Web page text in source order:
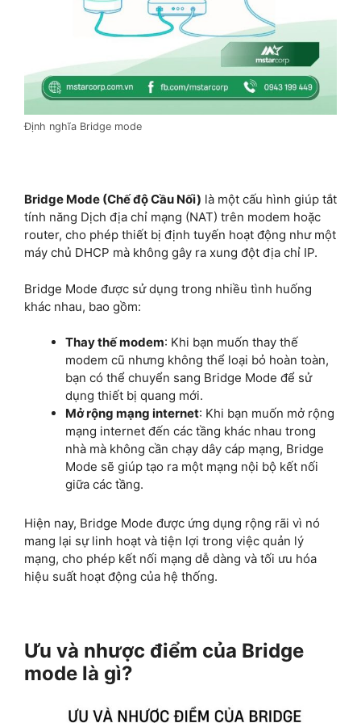
Định nghĩa Bridge mode
Bridge Mode (Chế độ Cầu Nối) là một cấu hình giúp tắt
tính năng Dịch địa chỉ mạng (NAT) trên modem hoặc
router, cho phép thiết bị định tuyến hoạt động như một
máy chủ DHCP mà không gây ra xung đột địa chỉ IP.
Bridge Mode được sử dụng trong nhiều tình huống
khác nhau, bao gồm:
Thay thế modem: Khi bạn muốn thay thế
modem cũ nhưng không thể loại bỏ hoàn toàn,
bạn có thể chuyển sang Bridge Mode để sử
dụng thiết bị quang mới.
Mở rộng mạng internet: Khi bạn muốn mở rộng
mạng internet đến các tầng khác nhau trong
nhà mà không cần chạy dây cáp mạng, Bridge
Mode sẽ giúp tạo ra một mạng nội bộ kết nối
giữa các tầng.
Hiện nay, Bridge Mode được ứng dụng rộng rãi vì nó
mang lại sự linh hoạt và tiện lợi trong việc quản lý
mạng, cho phép kết nối mạng dễ dàng và tối ưu hóa
hiệu suất hoạt động của hệ thống.
Ưu và nhược điểm của Bridge
mode là gì?